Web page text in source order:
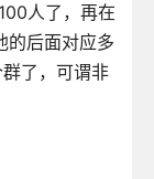
人了，再在
的后面对应多
了，可谓非